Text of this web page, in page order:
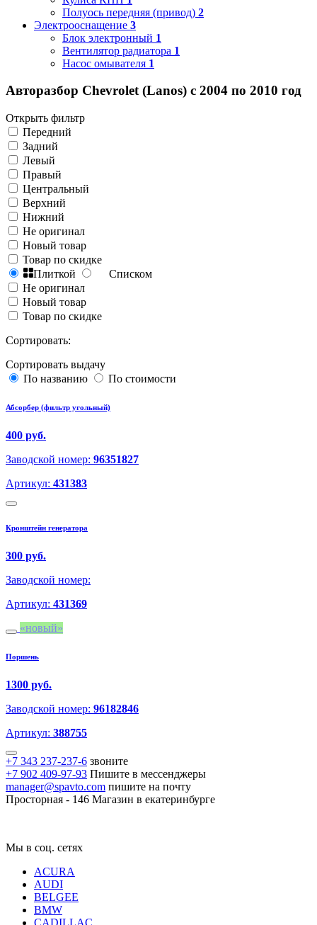
Полуось передняя (привод) 2
Электрооснащение 3
Блок электронный 1
Вентилятор радиатора 1
Насос омывателя 1
Авторазбор Chevrolet (Lanos) с 2004 по 2010 год
Открыть фильтр
Передний
Задний
Левый
Правый
Центральный
Верхний
Нижний
Не оригинал
Новый товар
Товар по скидке
Плиткой
Списком
Не оригинал
Новый товар
Товар по скидке
Сортировать:
Сортировать выдачу
По названию
По стоимости
Абсорбер (фильтр угольный)
400 руб.
Заводской номер: 96351827
Артикул: 431383
Кронштейн генератора
300 руб.
Заводской номер:
Артикул: 431369
новый
Поршень
1300 руб.
Заводской номер: 96182846
Артикул: 388755
+7 343 237-237-6 звоните
+7 902 409-97-93 Пишите в мессенджеры
manager@spavto.com пишите на почту
Просторная - 146 Магазин в екатеринбурге
Мы в соц. сетях
ACURA
AUDI
BELGEE
BMW
CADILLAC